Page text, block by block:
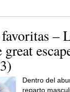
–
Dentro del
reparto